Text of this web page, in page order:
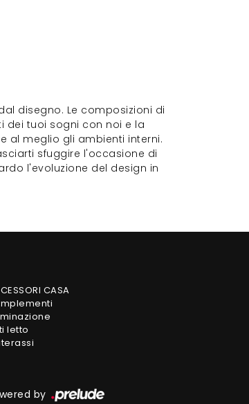
disegno. Le composizioni di
dei tuoi sogni con noi e la
al meglio gli ambienti interni.
sfuggire l'occasione di
l'evoluzione del design in
CASA
letto
by